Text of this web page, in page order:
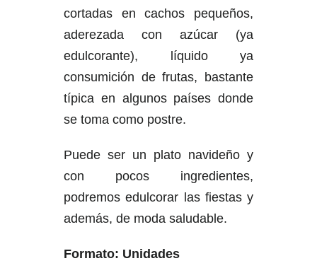
cortadas en cachos pequeños,
aderezada con azúcar (ya
edulcorante), líquido ya
consumición de frutas, bastante
típica en algunos países donde
se toma como postre.
Puede ser un plato navideño y
con pocos ingredientes,
podremos edulcorar las fiestas y
además, de moda saludable.
Formato: Unidades